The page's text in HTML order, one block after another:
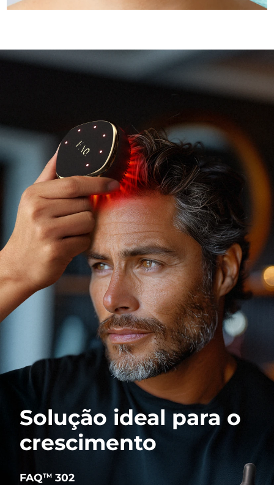
Solução ideal para o
crescimento
FAQTM 302